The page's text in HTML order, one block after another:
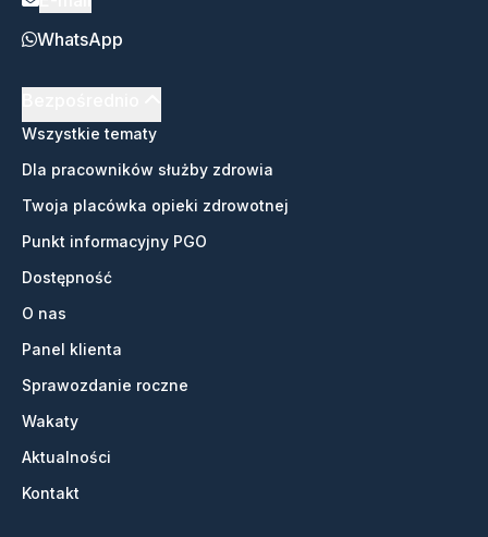
WhatsApp
Wszystkie tematy
Dla pracowników służby zdrowia
Twoja placówka opieki zdrowotnej
Punkt informacyjny PGO
Dostępność
O nas
Panel klienta
Sprawozdanie roczne
Wakaty
Aktualności
Kontakt